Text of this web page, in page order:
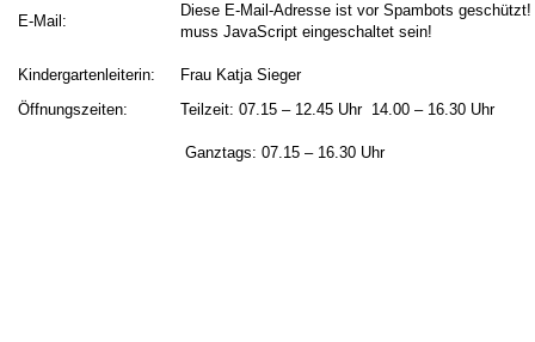
E-Mail:
Diese E-Mail-Adresse ist vor Spambots geschützt!
muss JavaScript eingeschaltet sein!
Kindergartenleiterin:
Frau Katja Sieger
Öffnungszeiten:
Teilzeit: 07.15 – 12.45 Uhr 14.00 – 16.30 Uhr
Ganztags: 07.15 – 16.30 Uhr